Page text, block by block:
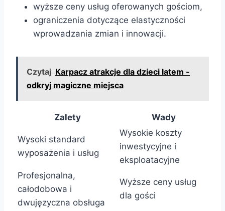
wyższe ceny usług oferowanych gościom,
ograniczenia dotyczące elastyczności
wprowadzania zmian i innowacji.
Czytaj Karpacz atrakcje dla dzieci latem -
odkryj magiczne miejsca
Zalety Wady
Wysoki standard
wyposażenia i usług
Wysokie koszty
inwestycyjne i
eksploatacyjne
Profesjonalna,
całodobowa i
dwujęzyczna obsługa
Wyższe ceny usług
dla gości